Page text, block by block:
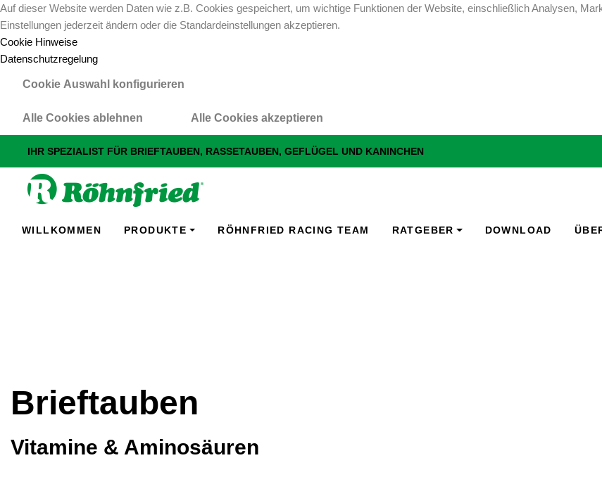
Auf dieser Website werden Daten wie z.B. Cookies gespeichert, um wichtige Funktionen der Website, einschließlich Analysen,
Einstellungen jederzeit ändern oder die Standardeinstellungen akzeptieren.
Cookie Hinweise
Datenschutzregelung
Cookie Auswahl konfigurieren
Alle Cookies ablehnen Alle Cookies akzeptieren
IHR SPEZIALIST FÜR BRIEFTAUBEN, RASSETAUBEN, GEFLÜGEL UND KANINCHEN
WILLKOMMEN PRODUKTE RÖHNFRIED RACING TEAM RATGEBER DOWNLOAD
Brieftauben
Vitamine & Aminosäuren